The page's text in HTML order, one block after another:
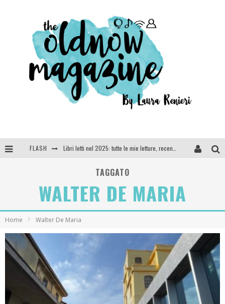
FLASH
SEE YOU AT 5 | Chanel
Anya Taylor-Joy, Jisoo e Willow Smith protagoniste della nuova campagna Dior Addict
TAGGATO
WALTER DE MARIA
Home Walter De Maria